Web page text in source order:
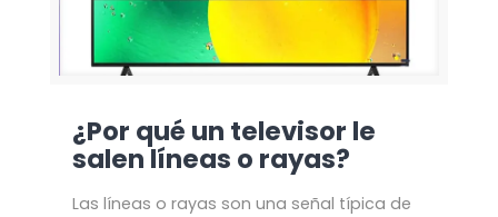
¿Por qué un televisor le
salen líneas o rayas?
Las líneas o rayas son una señal típica de